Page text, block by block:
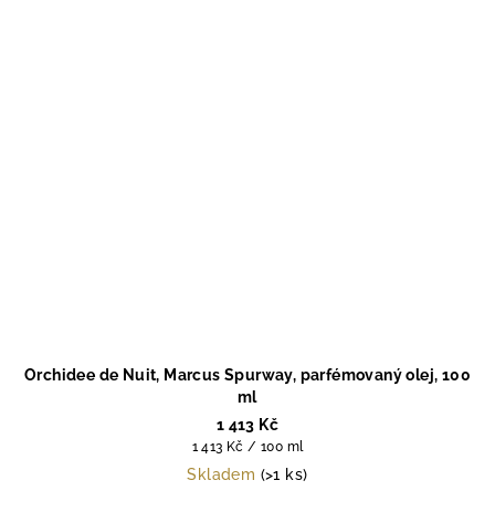
Orchidee de Nuit, Marcus Spurway, parfémovaný olej, 100
ml
1 413 Kč
Měrná
cena:
1 413 Kč / 100 ml
Skladem (>1 ks)